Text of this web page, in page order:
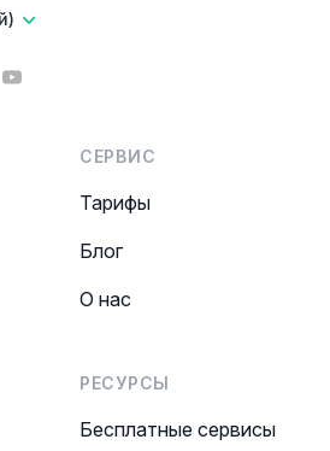
YouTube
СЕРВИС
Тарифы
Блог
О нас
РЕСУРСЫ
Бесплатные сервисы